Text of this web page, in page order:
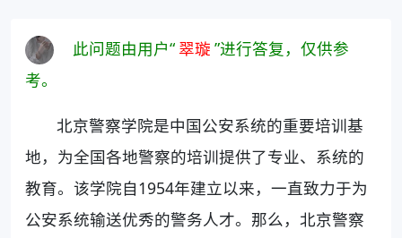
此问题由用户“ 翠璇 ”进行答复，仅供参
考。
北京警察学院是中国公安系统的重要培训基
地，为全国各地警察的培训提供了专业、系统的
教育。该学院自1954年建立以来，一直致力于为
公安系统输送优秀的警务人才。那么，北京警察